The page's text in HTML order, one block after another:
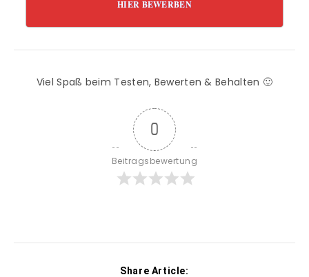
HIER BEWERBEN
Viel Spaß beim Testen, Bewerten & Behalten 🙂
0
Beitragsbewertung
Share Article: